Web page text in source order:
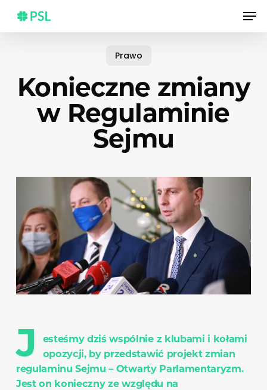
main
Prawo
Konieczne zmiany
w Regulaminie
Sejmu
J
esteśmy dziś wspólnie z klubami i kołami
opozycji, by przedstawić projekt zmian
regulaminu Sejmu – Otwarty Parlamentaryzm.
Jest on konieczny ze względu na